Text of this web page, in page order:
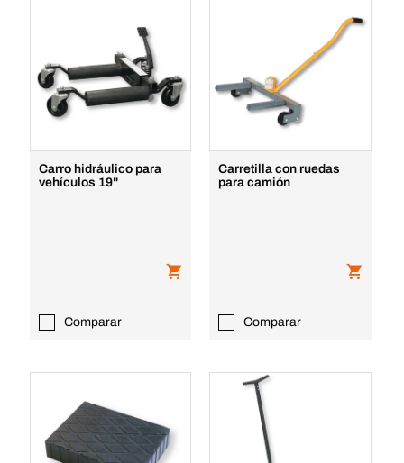
Carro hidráulico para
vehículos 19"
Comparar
Carretilla con ruedas
para camión
Comparar